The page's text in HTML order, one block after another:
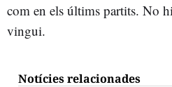
com en els últims partits. No
vingui.
Notícies relacionades